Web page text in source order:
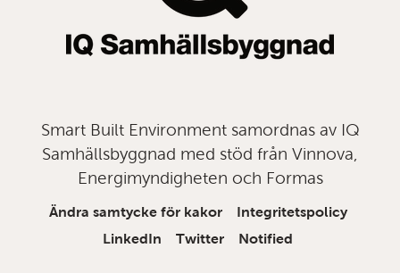
Smart Built Environment samordnas av IQ
Samhällsbyggnad med stöd från Vinnova,
Energimyndigheten och Formas
Ändra samtycke för kakor
Integritetspolicy
LinkedIn
Twitter Notified